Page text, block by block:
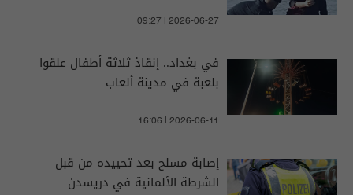
09:27 | 2026-06-27
في بغداد.. إنقاذ ثلاثة أطفال علقوا
بلعبة في مدينة ألعاب
16:06 | 2026-06-11
إصابة مسلح بعد تحييده من قبل
الشرطة الألمانية في دريسدن